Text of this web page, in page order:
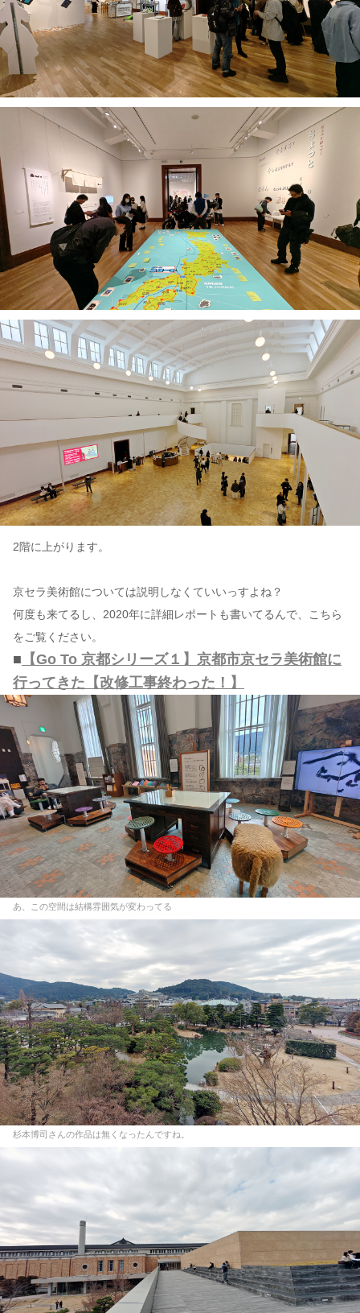
2階に上がります。
京セラ美術館については説明しなくていいっすよね？
何度も来てるし、2020年に詳細レポートも書いてるんで、こちら
をご覧ください。
■ 【Go To 京都シリーズ１】京都市京セラ美術館に
行ってきた【改修工事終わった！】
あ、この空間は結構雰囲気が変わってる
杉本博司さんの作品は無くなったんですね。